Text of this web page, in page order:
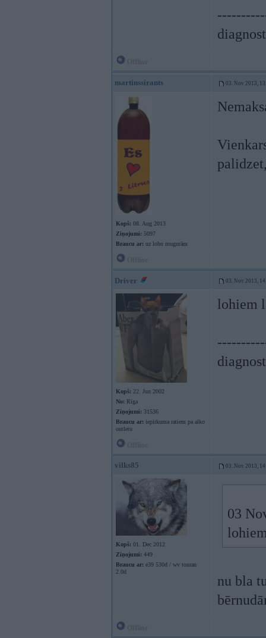
martinssirants 03. Nov 2013,
Kopš: 08. Aug 2013
Ziņojumi: 5097
Braucu ar: uz lohu mugurām
Driver 03. Nov 2013,
Kopš: 22. Jun 2002
No: Rīga
Ziņojumi: 31536
Braucu ar: iepirkuma ratiem pa alko
outletu
lohiem
vilks85 03. Nov 2013,
Kopš: 01. Dec 2012
Ziņojumi: 449
Braucu ar: e39 530d / wv touran
2.0d
03
nu bla